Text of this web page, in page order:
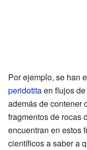
Por ejemplo, se han
peridotitaen flujos
además de contener
fragmentos de rocas
encuentran en estos
científicos a saber a